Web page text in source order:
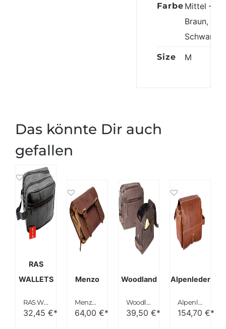
Farbe Mittel –
Braun,
Schwarz
Size M
Das könnte Dir auch
gefallen
RAS
WALLETS
RAS WALLETS Leder Kulturtasche Schwarz
32,45 €*
Menzo
Menzo Kulturbeutel zum Aufhängen, aus echten Leder, Kulturtasche, Toilettentasche, Damen und Herren
64,00 €*
Woodland
Woodland große Kulturtasche Büffelleder Dunkelbraun
39,50 €*
Alpenleder
Alpenleder Kulturbeutel ROLL UP – Echt Leder Kulturtasche – Große gerollte Reise Kosmetiktasche zum Aufhängen mit wasserabweisendem Innenfutter für Damen und Herren (30 x 17 x 15cm)
154,70 €*